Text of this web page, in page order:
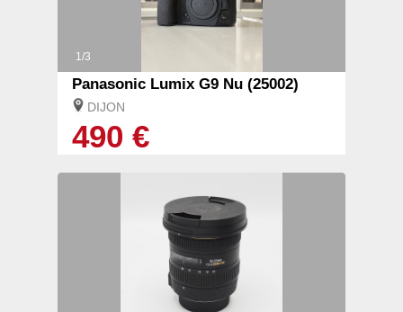
1/3
Panasonic Lumix G9 Nu (25002)
DIJON
490 €